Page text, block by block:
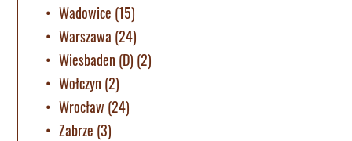
Wadowice (15)
Warszawa (24)
Wiesbaden (D) (2)
Wołczyn (2)
Wrocław (24)
Zabrze (3)